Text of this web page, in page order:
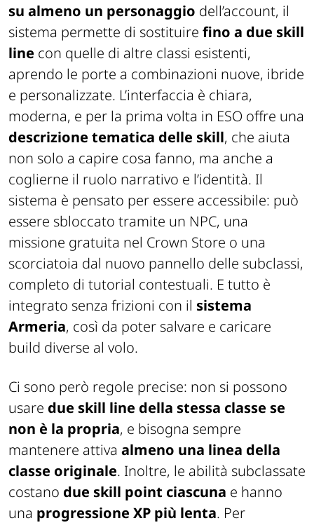
su almeno un personaggio dell’account, il
sistema permette di sostituire fino a due skill
line con quelle di altre classi esistenti,
aprendo le porte a combinazioni nuove, ibride
e personalizzate. L’interfaccia è chiara,
moderna, e per la prima volta in ESO offre una
descrizione tematica delle skill, che aiuta
non solo a capire cosa fanno, ma anche a
coglierne il ruolo narrativo e l’identità. Il
sistema è pensato per essere accessibile: può
essere sbloccato tramite un NPC, una
missione gratuita nel Crown Store o una
scorciatoia dal nuovo pannello delle subclassi,
completo di tutorial contestuali. E tutto è
integrato senza frizioni con il sistema
Armeria, così da poter salvare e caricare
build diverse al volo.
Ci sono però regole precise: non si possono
usare due skill line della stessa classe se
non è la propria, e bisogna sempre
mantenere attiva almeno una linea della
classe originale. Inoltre, le abilità subclassate
costano due skill point ciascuna e hanno
una progressione XP più lenta. Per